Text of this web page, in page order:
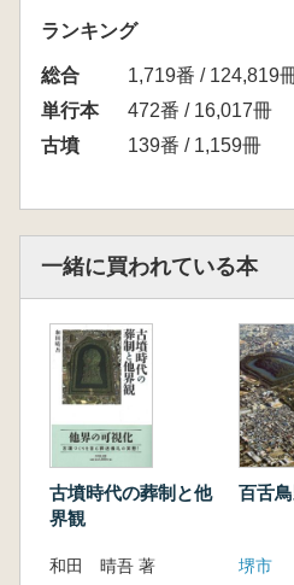
第2章 朝鮮半島諸勢力に
第1節 Ⅰ期の動向
第2節 Ⅱ期の動向
第3節 Ⅲ期の動向
第3章 倭の対朝鮮半島交
第1節 倭の対朝鮮半島
若狭・越前・近江地域
湾東岸地域を中心に
第6節 倭の対朝鮮半島
第4章 地域集団による対
―吉備の小田川下流域を事
第1節 天狗山、勝負砂
半島系要素
第2節 天狗山、勝負砂
第3節 小田川下流域集
ランキング
総合
1,719番 / 124,819
単行本
472番 / 16,017冊
古墳
139番 / 1,159冊
一緒に買われている本
古墳時代の葬制と他
界観
和田 晴吾 著
百舌
堺市